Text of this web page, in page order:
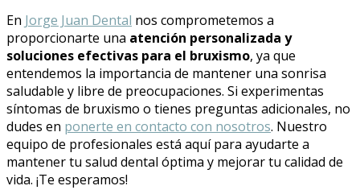
En Jorge Juan Dental nos comprometemos a
proporcionarte una atención personalizada y
soluciones efectivas para el bruxismo, ya que
entendemos la importancia de mantener una sonrisa
saludable y libre de preocupaciones. Si experimentas
síntomas de bruxismo o tienes preguntas adicionales, no
dudes en ponerte en contacto con nosotros. Nuestro
equipo de profesionales está aquí para ayudarte a
mantener tu salud dental óptima y mejorar tu calidad de
vida. ¡Te esperamos!